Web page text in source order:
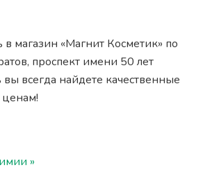
магазин «Магнит Косметик» по
проспект имени 50 лет
всегда найдете качественные
»